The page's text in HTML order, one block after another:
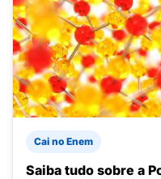
Cai no Enem
Saiba tudo sobre a